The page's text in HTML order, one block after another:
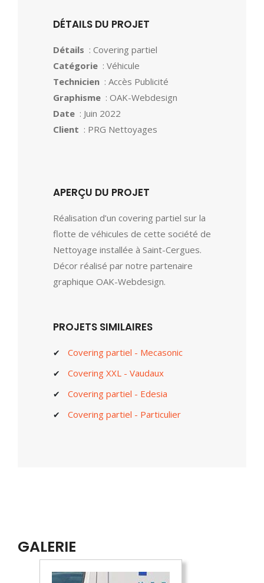
DÉTAILS DU PROJET
Détails : Covering partiel
Catégorie : Véhicule
Technicien : Accès Publicité
Graphisme : OAK-Webdesign
Date : Juin 2022
Client : PRG Nettoyages
APERÇU DU PROJET
Réalisation d’un covering partiel sur la
flotte de véhicules de cette société de
Nettoyage installée à Saint-Cergues.
Décor réalisé par notre partenaire
graphique OAK-Webdesign.
PROJETS SIMILAIRES
Covering partiel - Mecasonic
Covering XXL - Vaudaux
Covering partiel - Edesia
Covering partiel - Particulier
GALERIE